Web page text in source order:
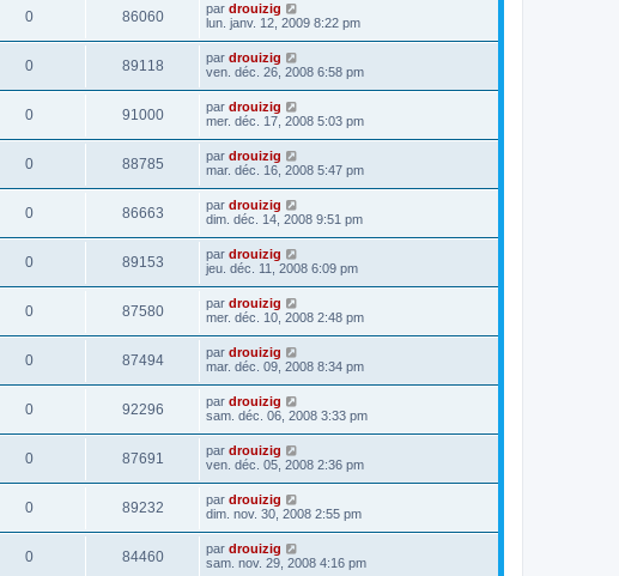
0 86060 par drouizig
lun. janv. 12, 2009 8:22 pm
0 89118 par drouizig
ven. déc. 26, 2008 6:58 pm
0 91000 par drouizig
mer. déc. 17, 2008 5:03 pm
0 88785 par drouizig
mar. déc. 16, 2008 5:47 pm
0 86663 par drouizig
dim. déc. 14, 2008 9:51 pm
0 89153 par drouizig
jeu. déc. 11, 2008 6:09 pm
0 87580 par drouizig
mer. déc. 10, 2008 2:48 pm
0 87494 par drouizig
mar. déc. 09, 2008 8:34 pm
0 92296 par drouizig
sam. déc. 06, 2008 3:33 pm
0 87691 par drouizig
ven. déc. 05, 2008 2:36 pm
0 89232 par drouizig
dim. nov. 30, 2008 2:55 pm
0 84460 par drouizig
sam. nov. 29, 2008 4:16 pm